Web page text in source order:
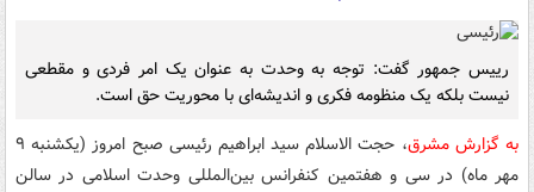
رییس جمهور گفت: توجه به وحدت به عنوان یک امر فردی و مقطعی
نیست بلکه یک منظومه فکری و اندیشه‌ای با محوریت حق است.
به گزارش مشرق
، حجت الاسلام سید ابراهیم رئیسی صبح امروز (یکشنبه ۹
مهر ماه) در سی و هفتمین کنفرانس بین‌المللی وحدت اسلامی در سالن